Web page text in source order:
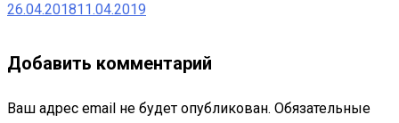
26.04.201811.04.2019
Добавить комментарий
Ваш адрес email не будет опубликован. Обязательные